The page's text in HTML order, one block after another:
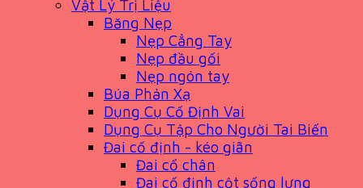
Vật Lý Trị Liệu
Băng Nẹp
Nẹp Cẳng Tay
Nẹp đầu gối
Nẹp ngón tay
Búa Phản Xạ
Dụng Cụ Cố Định Vai
Dụng Cụ Tập Cho Người Tai Biến
Đai cố định - kéo giãn
Đai cổ chân
Đai cố định cột sống lưng